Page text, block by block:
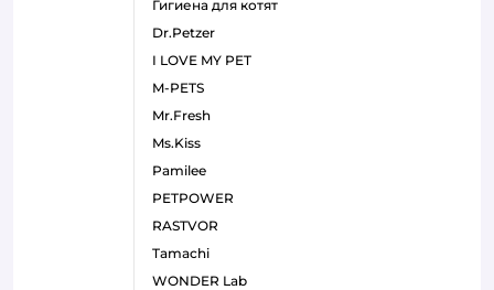
гигиена для котят
Dr.Petzer
I LOVE MY PET
M-PETS
Mr.Fresh
Ms.Kiss
Pamilee
PETPOWER
RASTVOR
Tamachi
WONDER Lab